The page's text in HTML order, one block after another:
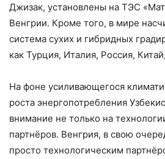
Джизак, установлены на ТЭС
Венгрии. Кроме того, в мире
система сухих и гибридных
как Турция, Италия, Россия,
На фоне усиливающегося
роста энергопотребления
внимание не только на
партнёров. Венгрия, в свою
просто технологическим